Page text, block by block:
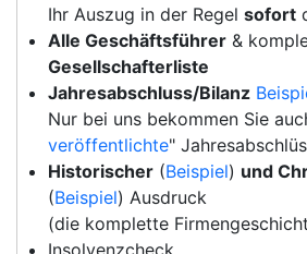
Ihr Auszug in der Regel sofort
Alle Geschäftsführer &
Gesellschafterliste
Jahresabschluss/Bilanz
Nur bei uns bekommen Sie
veröffentlichte"
Historischer (Beispiel) und
(Beispiel) Ausdruck
(die komplette
Insolvenzcheck